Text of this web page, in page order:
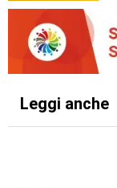
Leggi anche